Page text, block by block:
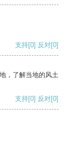
支持[0] 反对[0]
，了解当地的风土
支持[0] 反对[0]